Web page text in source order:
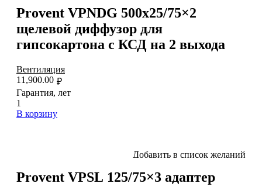
Provent VPNDG 500х25/75×2
щелевой диффузор для
гипсокартона с КСД на 2 выхода
Вентиляция
₽
11,900.00
Гарантия, лет
1
В корзину
Добавить в список желаний
Provent VPSL 125/75×3 адаптер